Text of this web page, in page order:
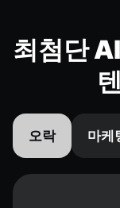
최첨단
오락 마케